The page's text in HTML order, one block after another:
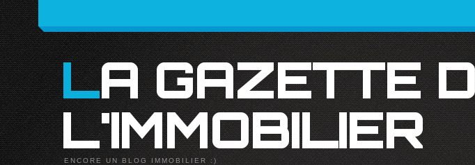
LA GAZETTE DE
L'IMMOBILIER
ENCORE UN BLOG IMMOBILIER :)